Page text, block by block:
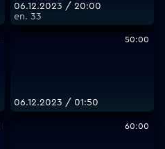
06.12.2023 / 20:00
еп. 33
50:00
06.12.2023 / 01:50
60:00